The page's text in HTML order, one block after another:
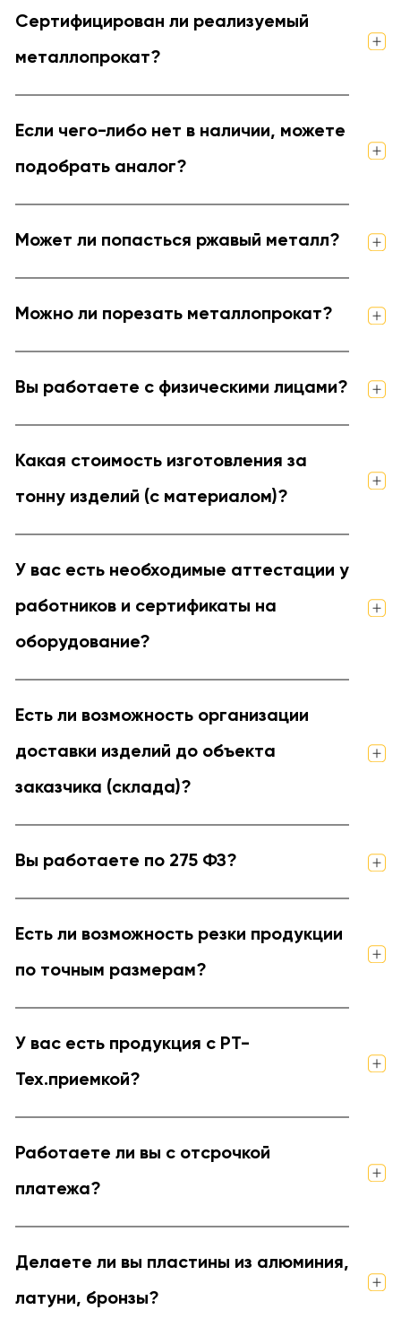
Сертифицирован ли реализуемый
металлопрокат?
Если чего-либо нет в наличии, можете
подобрать аналог?
Может ли попасться ржавый металл?
Можно ли порезать металлопрокат?
Вы работаете с физическими лицами?
Какая стоимость изготовления за
тонну изделий (с материалом)?
У вас есть необходимые аттестации у
работников и сертификаты на
оборудование?
Есть ли возможность организации
доставки изделий до объекта
заказчика (склада)?
Вы работаете по 275 ФЗ?
Есть ли возможность резки продукции
по точным размерам?
У вас есть продукция с РТ-
Тех.приемкой?
Работаете ли вы с отсрочкой
платежа?
Делаете ли вы пластины из алюминия,
латуни, бронзы?